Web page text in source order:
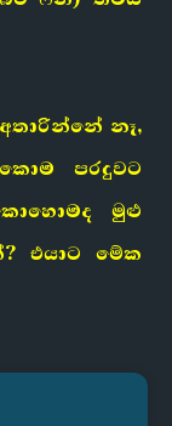
නෑ,
පරදුවට
මුළු
එයාට මේක